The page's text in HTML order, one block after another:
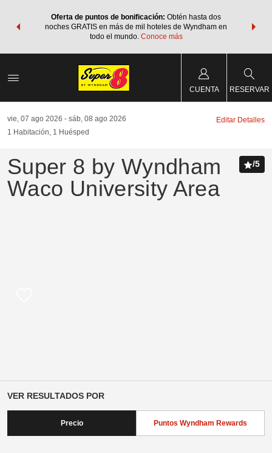
Oferta de puntos de bonificación:Obtén hasta dos
noches GRATIS en más de mil hoteles de Wyndham en
todo el mundo. Conoce más
de viaje
CUENTA RESERVAR
vie, 07 ago 2026
sáb, 08 ago 2026
1 Habitación, 1 Huésped
Editar Detalles
Super 8 by Wyndham
Waco University Area
/5
VER RESULTADOS POR
Precio Puntos Wyndham Rewards